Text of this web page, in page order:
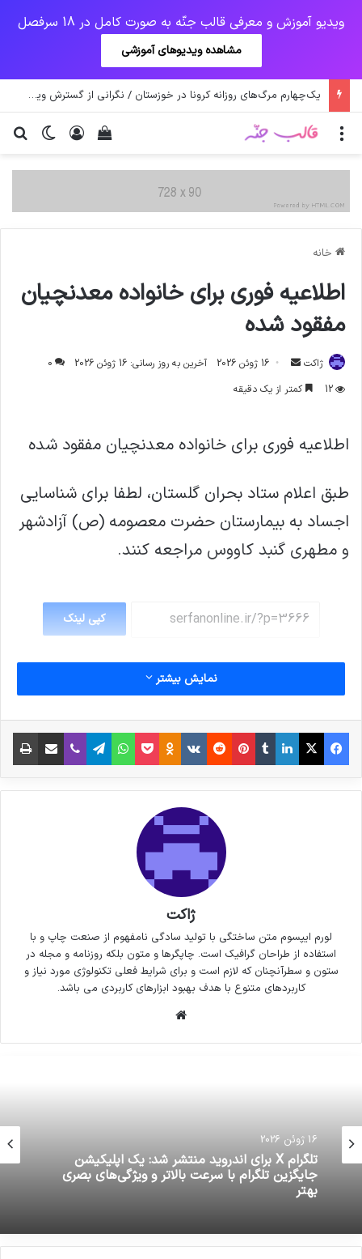
ویدیو آموزش و معرفی قالب جنّه به صورت کامل در 18 سرفصل
مشاهده ویدیوهای آموزشی
یک‌چهارم مرگ‌های روزانه کرونا در خوزستان / نگرانی از گسترش ویروس انگلیسی در تهران
تغییر ورود
دیدن سبد خرید منو
خانه
اطلاعیه فوری برای خانواده معدنچیان
مفقود شده
ژاکت
ارسال
ایمیل
16 ژوئن 2026 آخرین به روز رسانی: 16 ژوئن 2026
0
12
کمتر از یک دقیقه
اطلاعیه فوری برای خانواده معدنچیان مفقود شده
طبق اعلام ستاد بحران گلستان، لطفا برای شناسایی
اجساد به بیمارستان حضرت معصومه (ص) آزادشهر
و مطهری گنبد کاووس مراجعه کنند.
کپی لینک
نمایش بیشتر
فیس بوک X لینکدین
‫تامبلر‫پین‌ترست
‫رددیت‫VKontakte
‫Odnoklassniki
پاکتواتس آپ تلگراموایبر اشتراک گذاری از طریق ایمیل
ژاکت
لورم ایپسوم متن ساختگی با تولید سادگی نامفهوم از صنعت چاپ و با
استفاده از طراحان گرافیک است. چاپگرها و متون بلکه روزنامه و مجله در
ستون و سطرآنچنان که لازم است و برای شرایط فعلی تکنولوژی مورد نیاز و
کاربردهای متنوع با هدف بهبود ابزارهای کاربردی می باشد.
16 ژوئن 2026
تلگرام X برای اندروید منتشر شد: یک اپلیکیشن
جایگزین تلگرام با سرعت بالاتر و ویژگی‌های بصری
بهتر